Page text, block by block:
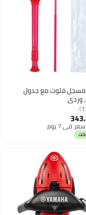
مسجل فلوت مع جدول
وردي
1
في 7 يوم
في 7 يوم